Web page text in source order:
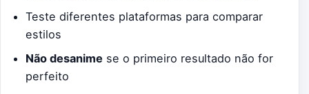
Teste diferentes plataformas para comparar
estilos
Não desanime se o primeiro resultado não for
perfeito